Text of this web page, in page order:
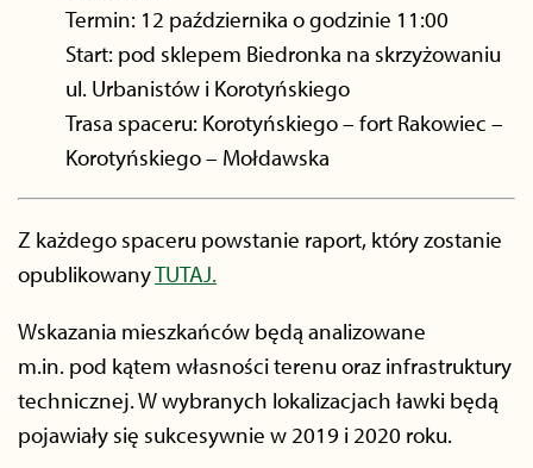
Termin: 12 października o godzinie 11:00
Start: pod sklepem Biedronka na skrzyżowaniu
ul. Urbanistów i Korotyńskiego
Trasa spaceru: Korotyńskiego – fort Rakowiec –
Korotyńskiego – Mołdawska
Z każdego spaceru powstanie raport, który zostanie
opublikowanyTUTAJ.
Wskazania mieszkańców będą analizowane
m.in. pod kątem własności terenu oraz infrastruktury
technicznej. W wybranych lokalizacjach ławki będą
pojawiały się sukcesywnie w 2019 i 2020 roku.